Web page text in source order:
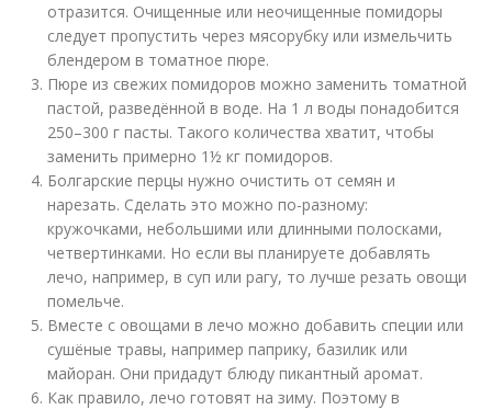
отразится. Очищенные или неочищенные помидоры
следует пропустить через мясорубку или измельчить
блендером в томатное пюре.
Пюре из свежих помидоров можно заменить томатной
пастой, разведённой в воде. На 1 л воды понадобится
250–300 г пасты. Такого количества хватит, чтобы
заменить примерно 1½ кг помидоров.
Болгарские перцы нужно очистить от семян и
нарезать. Сделать это можно по-разному:
кружочками, небольшими или длинными полосками,
четвертинками. Но если вы планируете добавлять
лечо, например, в суп или рагу, то лучше резать овощи
помельче.
Вместе с овощами в лечо можно добавить специи или
сушёные травы, например паприку, базилик или
майоран. Они придадут блюду пикантный аромат.
Как правило, лечо готовят на зиму. Поэтому в